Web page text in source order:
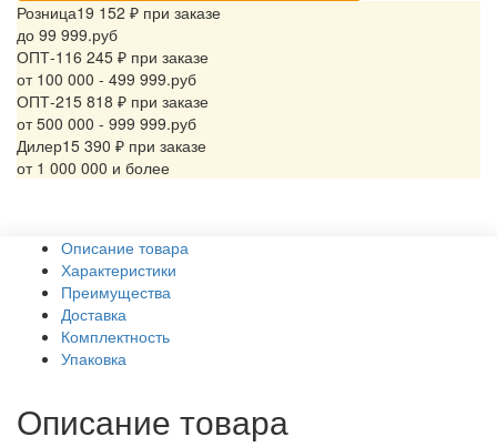
Розница19 152 ₽ при заказе
до 99 999.руб
ОПТ-1 16 245 ₽ при заказе
от 100 000 - 499 999.руб
ОПТ-215 818 ₽ при заказе
от 500 000 - 999 999.руб
Дилер15 390 ₽ при заказе
от 1 000 000 и более
Описание товара
Характеристики
Преимущества
Доставка
Комплектность
Упаковка
Описание товара